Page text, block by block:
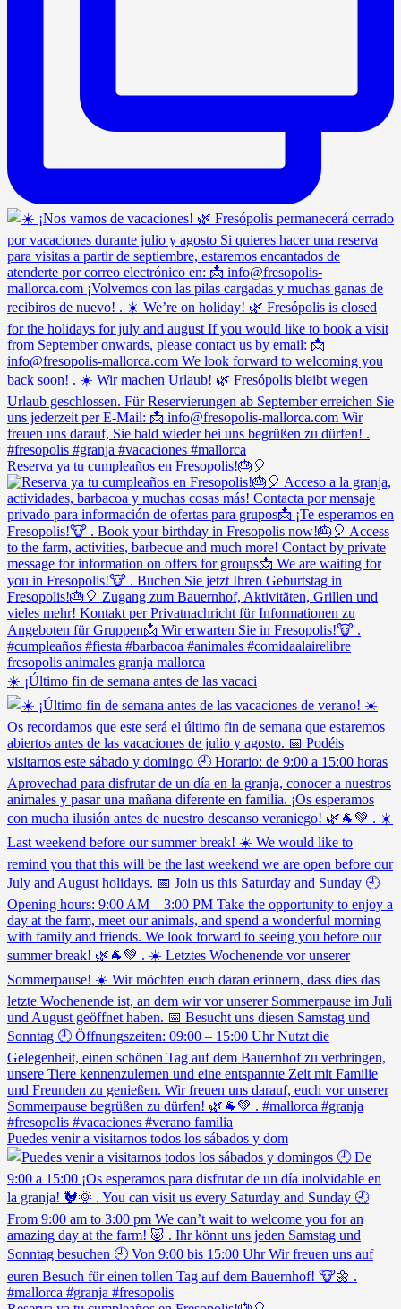
Reserva ya tu cumpleaños en Fresopolis!🎂🎈
☀️ ¡Último fin de semana antes de las vacaci
Puedes venir a visitarnos todos los sábados y dom